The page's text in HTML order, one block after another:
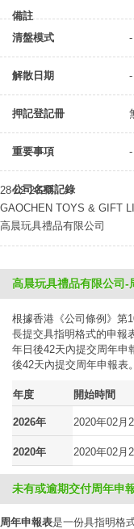
備註
清盤模式
-
解散日期 -
押記登記冊
重要事項 -
公司名稱記錄
28-02-2020
GAOCHEN TOYS & GIFT
高晨玩具禮品有限公司
高晨玩具禮品有限公司-
根據香港《公司條例》第
長提交具指明格式的申報
年日後42天內提交周年申
後42天內提交周年申報表。
年度 開始時間
2026年 2020年02月
2020年 2020年02月
未有或逾期交付周年申
周年申報表是一份具指明格